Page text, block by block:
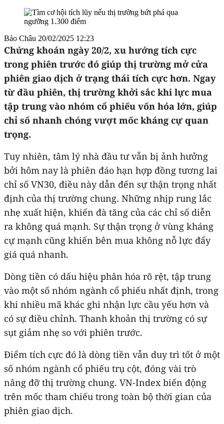
Bảo Châu 20/02/2025 12:23
Chứng khoán ngày 20/2, xu hướng tích cực
trong phiên trước đó giúp thị trường mở cửa
phiên giao dịch ở trạng thái tích cực hơn. Ngay
từ đầu phiên, thị trường khởi sắc khi lực mua
tập trung vào nhóm cổ phiếu vốn hóa lớn, giúp
chỉ số nhanh chóng vượt mốc kháng cự quan
trọng.
Tuy nhiên, tâm lý nhà đầu tư vẫn bị ảnh hưởng
bởi hôm nay là phiên đáo hạn hợp đồng tương lai
chỉ số VN30, điều này dẫn đến sự thận trọng nhất
định của thị trường chung. Những nhịp rung lắc
nhẹ xuất hiện, khiến đà tăng của các chỉ số diễn
ra không quá mạnh. Sự thận trọng ở vùng kháng
cự mạnh cũng khiến bên mua không nỗ lực đẩy
giá quá nhanh.
Dòng tiền có dấu hiệu phân hóa rõ rệt, tập trung
vào một số nhóm ngành cổ phiếu nhất định, trong
khi nhiều mã khác ghi nhận lực cầu yếu hơn và
có sự điều chỉnh. Thanh khoản thị trường có sự
sụt giảm nhẹ so với phiên trước.
Điểm tích cực đó là dòng tiền vẫn duy trì tốt ở một
số nhóm ngành cổ phiếu trụ cột, đóng vài trò
nâng đỡ thị trường chung. VN-Index biến động
trên mốc tham chiếu trong toàn bộ thời gian của
phiên giao dịch.